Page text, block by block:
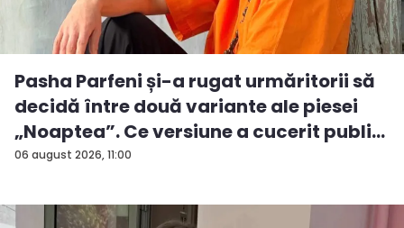
06 august 2026, 11:00
Pasha Parfeni și-a rugat urmăritorii să
decidă între două variante ale piesei
„Noaptea”. Ce versiune a cucerit publi...